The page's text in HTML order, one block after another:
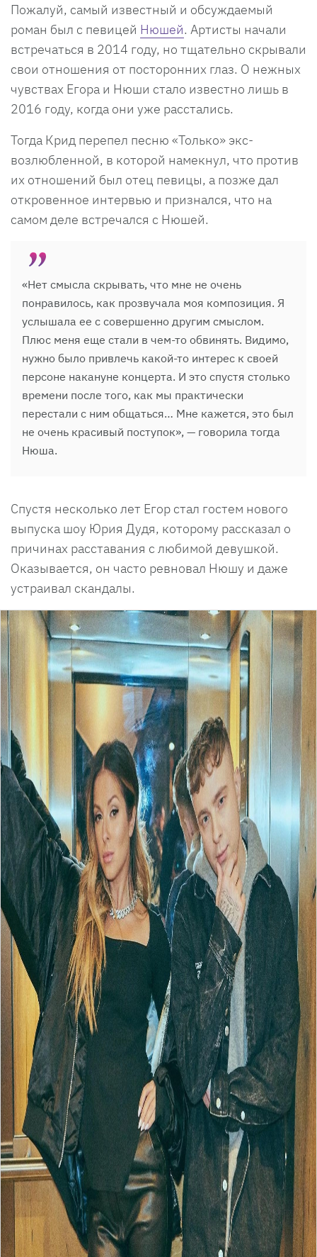
Пожалуй, самый известный и обсуждаемый
роман был с певицей Нюшей. Артисты начали
встречаться в 2014 году, но тщательно скрывали
свои отношения от посторонних глаз. О нежных
чувствах Егора и Нюши стало известно лишь в
2016 году, когда они уже расстались.
Тогда Крид перепел песню «Только» экс-
возлюбленной, в которой намекнул, что против
их отношений был отец певицы, а позже дал
откровенное интервью и признался, что на
самом деле встречался с Нюшей.
«Нет смысла скрывать, что мне не очень
понравилось, как прозвучала моя композиция. Я
услышала ее с совершенно другим смыслом.
Плюс меня еще стали в чем-то обвинять. Видимо,
нужно было привлечь какой-то интерес к своей
персоне накануне концерта. И это спустя столько
времени после того, как мы практически
перестали с ним общаться… Мне кажется, это был
не очень красивый поступок», — говорила тогда
Нюша.
Спустя несколько лет Егор стал гостем нового
выпуска шоу Юрия Дудя, которому рассказал о
причинах расставания с любимой девушкой.
Оказывается, он часто ревновал Нюшу и даже
устраивал скандалы.